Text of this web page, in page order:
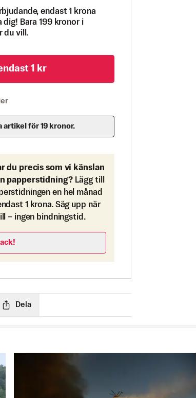
endast 1 krona
Bara 199 kronor i
du vill.
1 kr
artikel för 19 kronor.
du precis som vi känslan
papperstidning? Lägg till
en hel månad
1 krona. Säg upp när
– ingen bindningstid.
Dela